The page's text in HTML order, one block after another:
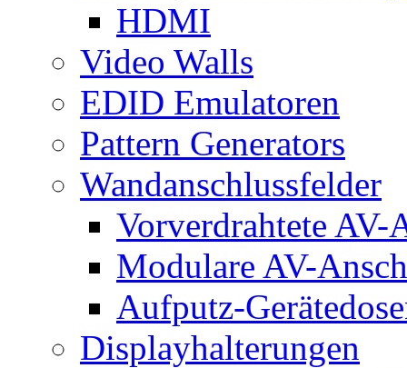
HDMI
Video Walls
EDID Emulatoren
Pattern Generators
Wandanschlussfelder
Vorverdrahtete AV-
Modulare AV-
Aufputz-
Displayhalterungen